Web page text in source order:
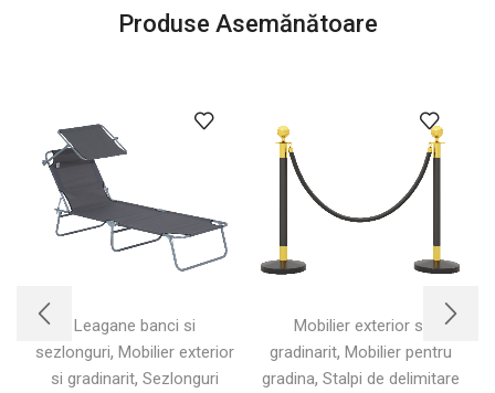
Produse Asemănătoare
Leagane banci si
sezlonguri, Mobilier exterior
si gradinarit, Sezlonguri
Mobilier exterior si
gradinarit, Mobilier pentru
gradina, Stalpi de delimitare